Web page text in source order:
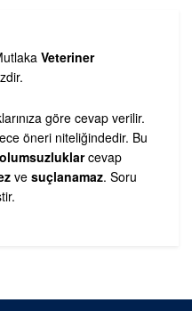
Veteriner
göre cevap verilir.
öneri niteliğindedir. Bu
olumsuzluklarcevap
ve suçlanamaz. Soru